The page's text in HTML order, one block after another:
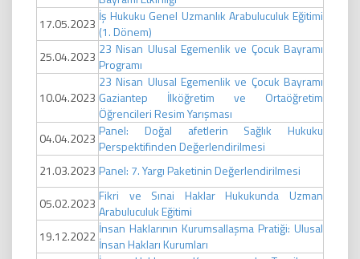
17.05.2023 İş Hukuku Genel Uzmanlık Arabuluculuk Eğitimi
(1. Dönem)
25.04.2023 23 Nisan Ulusal Egemenlik ve Çocuk Bayramı
Programı
10.04.2023
23 Nisan Ulusal Egemenlik ve Çocuk Bayramı
Gaziantep İlköğretim ve Ortaöğretim
Öğrencileri Resim Yarışması
04.04.2023 Panel: Doğal afetlerin Sağlık Hukuku
Perspektifinden Değerlendirilmesi
21.03.2023 Panel: 7. Yargı Paketinin Değerlendirilmesi
05.02.2023 Fikri ve Sınai Haklar Hukukunda Uzman
Arabuluculuk Eğitimi
19.12.2022 İnsan Haklarının Kurumsallaşma Pratiği: Ulusal
İnsan Hakları Kurumları